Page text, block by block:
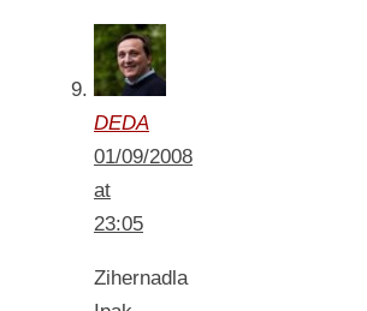
DEDA
01/09/2008
at
23:05
Zihernadla